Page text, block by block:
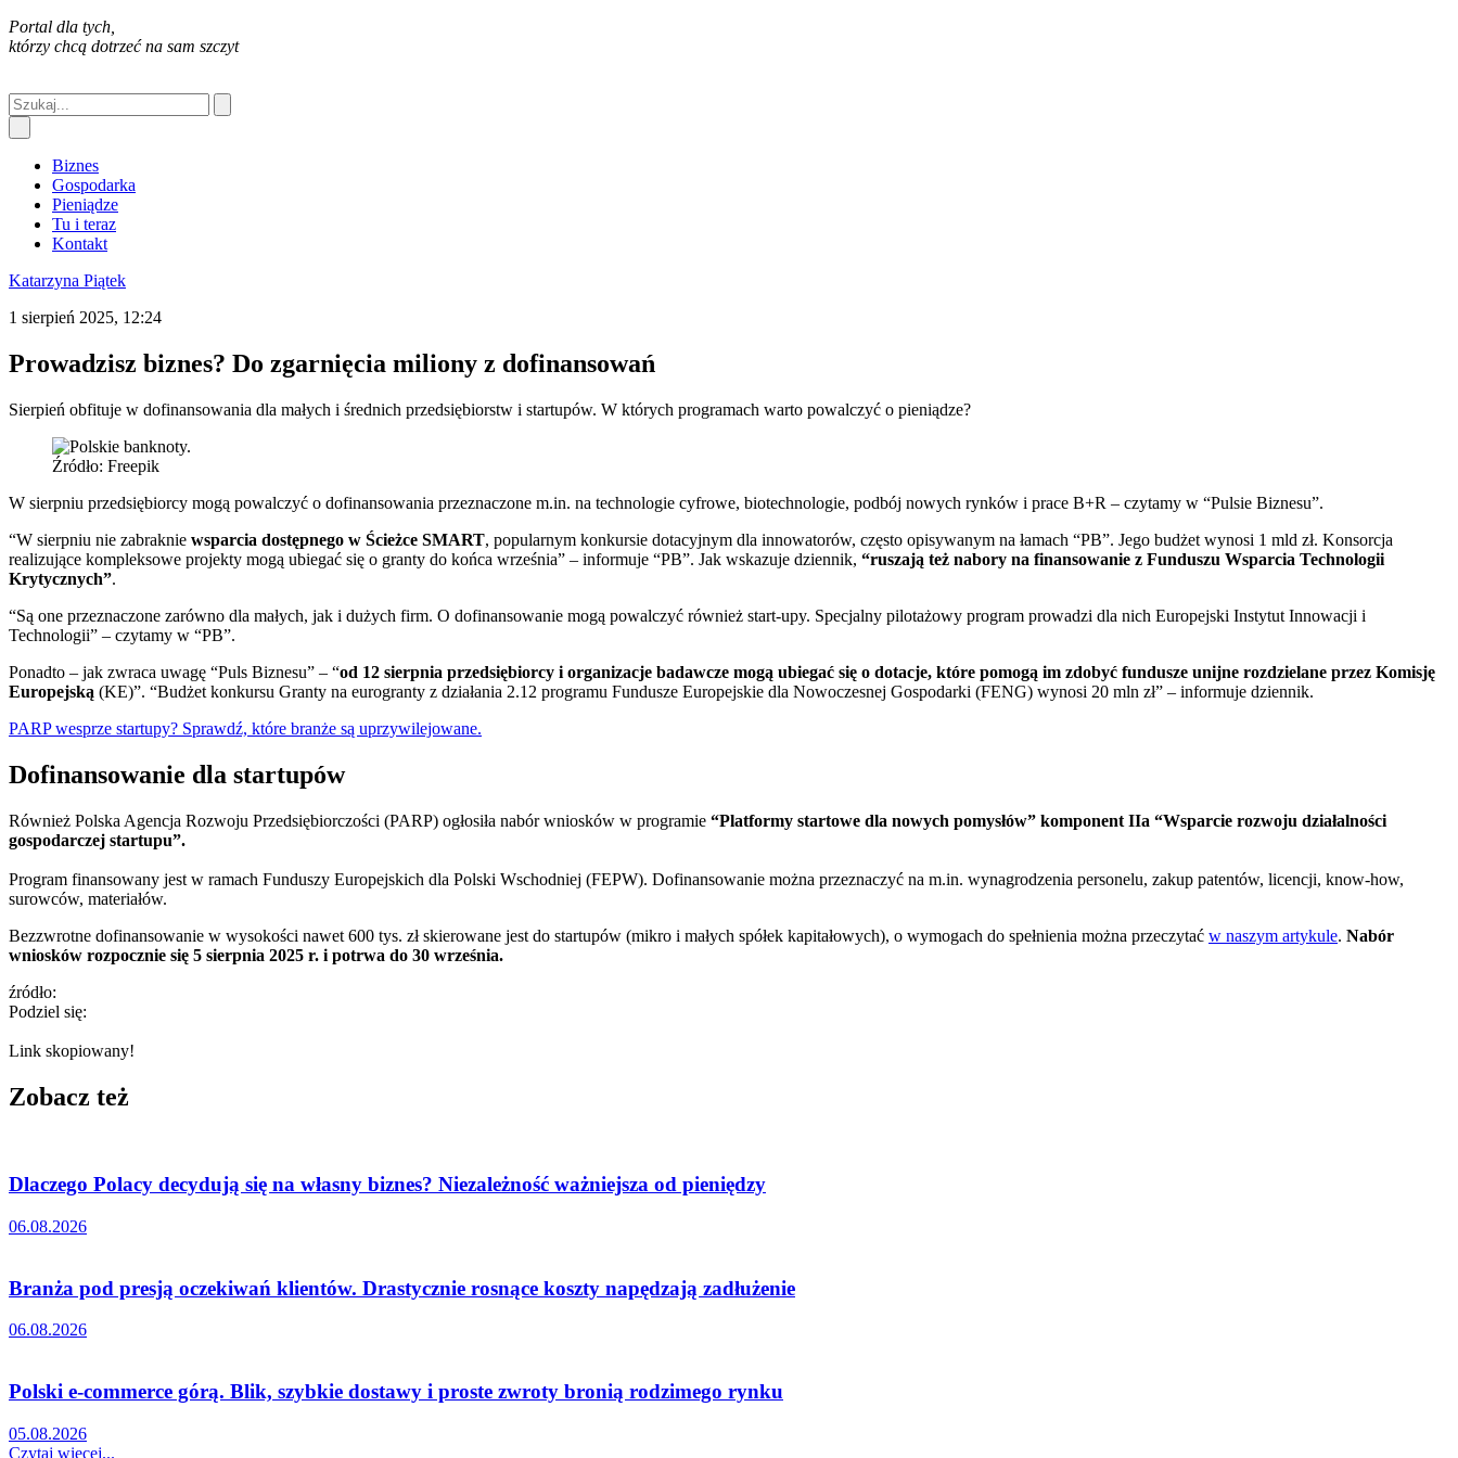
Portal dla tych,
którzy chcą dotrzeć na sam szczyt
Biznes
Gospodarka
Pieniądze
Tu i teraz
Kontakt
Katarzyna Piątek
1 sierpień 2025, 12:24
Prowadzisz biznes? Do zgarnięcia miliony z dofinansowań
Sierpień obfituje w dofinansowania dla małych i średnich przedsiębiorstw i startupów. W których programach warto powalczyć o pieniądze?
Źródło: Freepik
W sierpniu przedsiębiorcy mogą powalczyć o dofinansowania przeznaczone m.in. na technologie cyfrowe, biotechnologie, podbój nowych rynków i prace B+R – czytamy w “Pulsie Biznesu”.
“W sierpniu nie zabraknie wsparcia dostępnego w Ścieżce SMART, popularnym konkursie dotacyjnym dla innowatorów, często opisywanym na łamach “PB”. Jego budżet wynosi 1 mld zł. Konsorcja
realizujące kompleksowe projekty mogą ubiegać się o granty do końca września” – informuje “PB”. Jak wskazuje dziennik, “ruszają też nabory na finansowanie z Funduszu Wsparcia Technologii
Krytycznych”.
“Są one przeznaczone zarówno dla małych, jak i dużych firm. O dofinansowanie mogą powalczyć również start-upy. Specjalny pilotażowy program prowadzi dla nich Europejski Instytut Innowacji i
Technologii” – czytamy w “PB”.
Ponadto – jak zwraca uwagę “Puls Biznesu” – “od 12 sierpnia przedsiębiorcy i organizacje badawcze mogą ubiegać się o dotacje, które pomogą im zdobyć fundusze unijne rozdzielane przez Komisję
Europejską (KE)”. “Budżet konkursu Granty na eurogranty z działania 2.12 programu Fundusze Europejskie dla Nowoczesnej Gospodarki (FENG) wynosi 20 mln zł” – informuje dziennik.
PARP wesprze startupy? Sprawdź, które branże są uprzywilejowane.
Dofinansowanie dla startupów
Również Polska Agencja Rozwoju Przedsiębiorczości (PARP) ogłosiła nabór wniosków w programie “Platformy startowe dla nowych pomysłów” komponent IIa “Wsparcie rozwoju działalności
gospodarczej startupu”.
Program finansowany jest w ramach Funduszy Europejskich dla Polski Wschodniej (FEPW). Dofinansowanie można przeznaczyć na m.in. wynagrodzenia personelu, zakup patentów, licencji, know-how,
surowców, materiałów.
Bezzwrotne dofinansowanie w wysokości nawet 600 tys. zł skierowane jest do startupów (mikro i małych spółek kapitałowych), o wymogach do spełnienia można przeczytać w naszym artykule. Nabór
wniosków rozpocznie się 5 sierpnia 2025 r. i potrwa do 30 września.
źródło:
Podziel się:
Link skopiowany!
Zobacz też
Dlaczego Polacy decydują się na własny biznes? Niezależność ważniejsza od pieniędzy
06.08.2026
Branża pod presją oczekiwań klientów. Drastycznie rosnące koszty napędzają zadłużenie
06.08.2026
Polski e-commerce górą. Blik, szybkie dostawy i proste zwroty bronią rodzimego rynku
05.08.2026
Czytaj więcej...